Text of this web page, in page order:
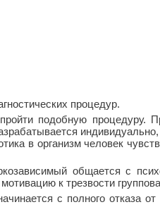
процедур.
подобную процедуру.
в организм человек
общается с
к трезвости
с полного отказа от